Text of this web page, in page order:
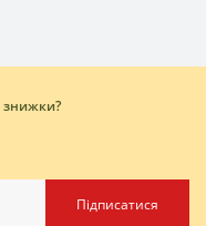
знижки?
Підписатися